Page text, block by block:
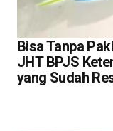
Bisa Tanpa
JHT BPJS
yang Sudah